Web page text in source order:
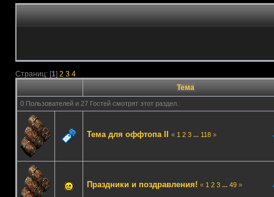
Страниц: [1] 2 3 4
Тема
0 Пользователей и 27 Гостей смотрят этот раздел.
Тема для оффтопа II « 1 2 3 ... 118»
Праздники и поздравления! « 1 2 3 ... 49»